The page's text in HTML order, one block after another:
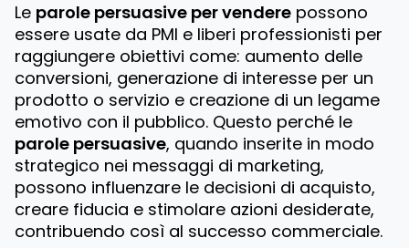
Le parole persuasive per vendere possono
essere usate da PMI e liberi professionisti per
raggiungere obiettivi come: aumento delle
conversioni, generazione di interesse per un
prodotto o servizio e creazione di un legame
emotivo con il pubblico. Questo perché le
parole persuasive, quando inserite in modo
strategico nei messaggi di marketing,
possono influenzare le decisioni di acquisto,
creare fiducia e stimolare azioni desiderate,
contribuendo così al successo commerciale.